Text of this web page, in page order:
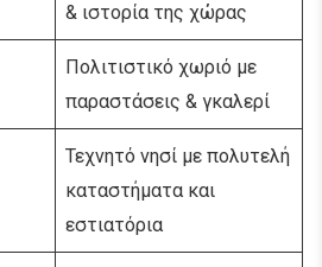
& ιστορία της χώρας
Πολιτιστικό χωριό με
παραστάσεις & γκαλερί
Τεχνητό νησί με πολυτελή
καταστήματα και
εστιατόρια